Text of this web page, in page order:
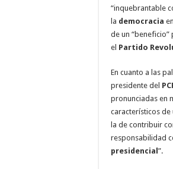
“inquebrantable
la democracia
de un “beneficio”
el Partido
En cuanto a las
presidente del
pronunciadas en
característicos de
la de contribuir
responsabilidad
presidencial ”.